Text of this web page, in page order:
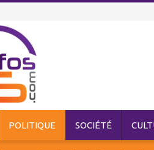
POLITIQUE SOCIÉTÉ